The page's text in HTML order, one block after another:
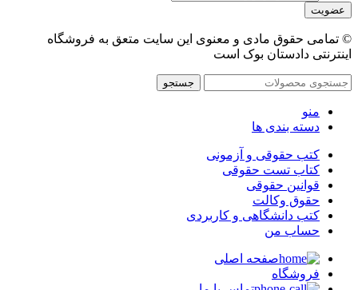
© تمامی حقوق مادی و معنوی این سایت متعق به فروشگاه
اینترنتی دادستان بوک است
جستجو
منو
دسته بندی ها
کتب حقوقی و آزمونی
کتاب تست حقوقی
قوانین حقوقی
حقوق وکالت
کتب دانشگاهی و کاربردی
حساب من
صفحه اصلی
فروشگاه